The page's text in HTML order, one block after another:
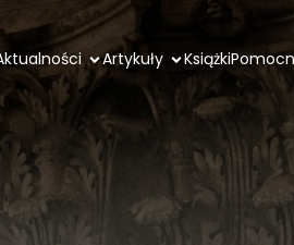
Artykuły Książki